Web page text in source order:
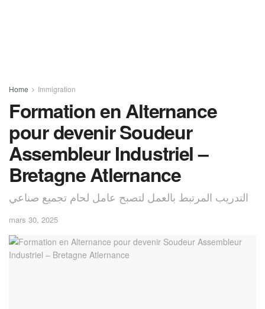
Home Immigration
Formation en Alternance
pour devenir Soudeur
Assembleur Industriel –
Bretagne Atlernance
التدريب المرتبط بالعمل لتصبح عامل لحام تجميع صناعي
mars 30, 2025